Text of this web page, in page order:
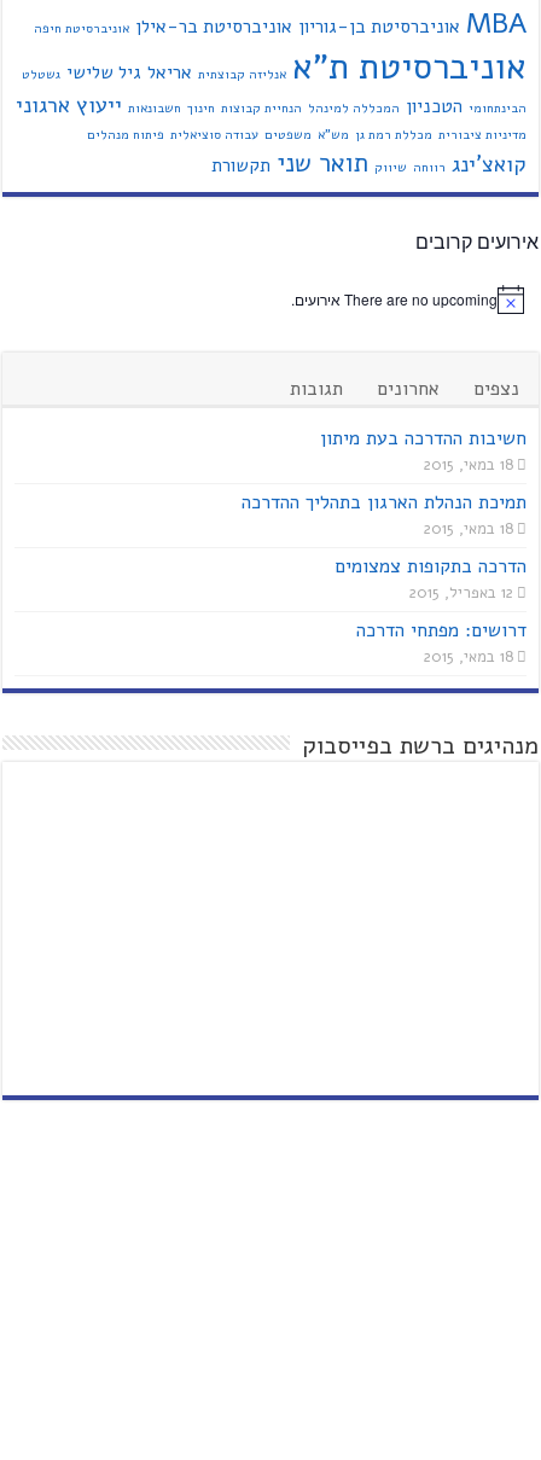
MBA אוניברסיטת בן-גוריון אוניברסיטת בר-אילן אוניברסיטת חיפה
אוניברסיטת ת"א אנליזה קבוצתית אריאל גיל שלישי גשטלט
הבינתחומי הטכניון המכללה למינהל הנחיית קבוצות חינוך חשבונאות ייעוץ ארגוני
מדיניות ציבורית מכללת רמת גן מש"א משפטים עבודה סוציאלית פיתוח מנהלים
קואצ'ינג רווחה שיווק תואר שני תקשורת
אירועים קרובים
There are no upcoming אירועים.
נצפים אחרונים
תגובות
חשיבות ההדרכה בעת מיתון
18 במאי, 2015
תמיכת הנהלת הארגון בתהליך ההדרכה
18 במאי, 2015
הדרכה בתקופות צמצומים
12 באפריל, 2015
דרושים: מפתחי הדרכה
18 במאי, 2015
מנהיגים ברשת בפייסבוק